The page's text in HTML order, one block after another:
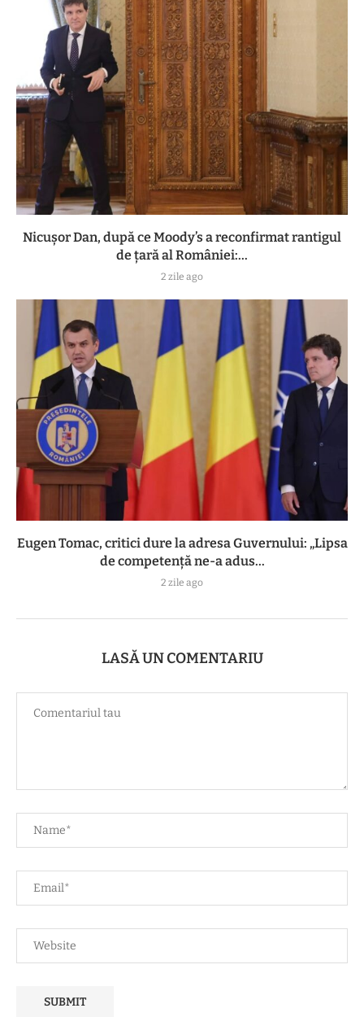
Nicușor Dan, după ce Moody’s a reconfirmat rantigul
de țară al României:...
2 zile ago
Eugen Tomac, critici dure la adresa Guvernului: „Lipsa
de competență ne-a adus...
2 zile ago
LASĂ UN COMENTARIU